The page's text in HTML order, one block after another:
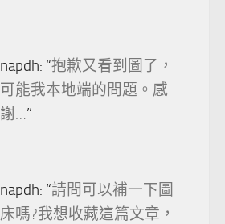
napdh: “抱歉又看到圖了，
可能我本地端的問題。感
謝…”
napdh: “請問可以補一下圖
床嗎?我想收藏這篇文章，